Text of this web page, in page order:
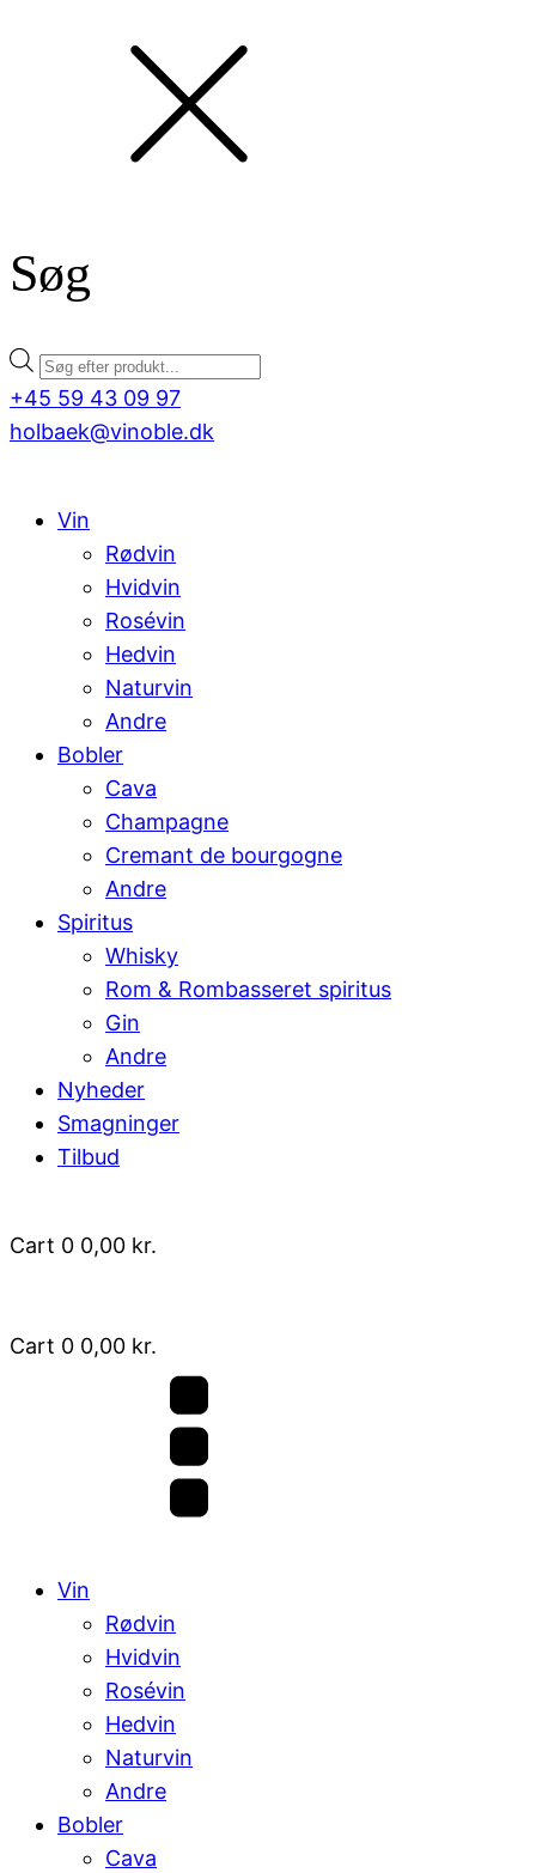
Søg
Products
search
+45 59 43 09 97
holbaek@vinoble.dk
Vin
Rødvin
Hvidvin
Rosévin
Hedvin
Naturvin
Andre
Bobler
Cava
Champagne
Cremant de bourgogne
Andre
Spiritus
Whisky
Rom & Rombasseret spiritus
Gin
Andre
Nyheder
Smagninger
Tilbud
Cart 0 0,00 kr.
Cart 0 0,00 kr.
Vin
Rødvin
Hvidvin
Rosévin
Hedvin
Naturvin
Andre
Bobler
Cava